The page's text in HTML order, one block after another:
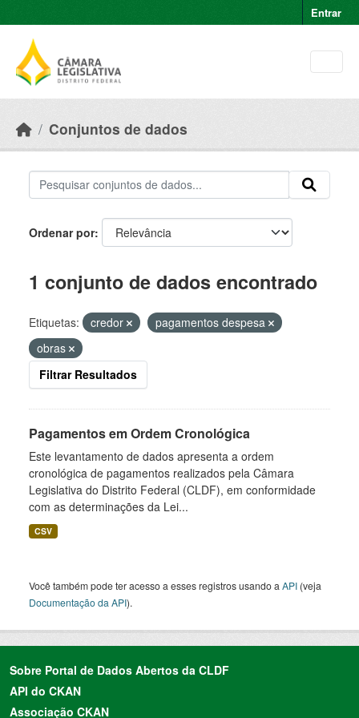
Entrar
Conjuntos de dados
Ordenar por
1 conjunto de dados encontrado
Etiquetas: credor
pagamentos despesa
obras
Filtrar Resultados
Pagamentos em Ordem Cronológica
Este levantamento de dados apresenta a ordem
cronológica de pagamentos realizados pela Câmara
Legislativa do Distrito Federal (CLDF), em conformidade
com as determinações da Lei...
CSV
Você também pode ter acesso a esses registros usando a API (veja
Documentação da API).
Sobre Portal de Dados Abertos da CLDF
API do CKAN
Associação CKAN